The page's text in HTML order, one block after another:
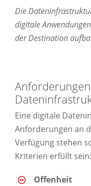
Die
digitale
der Destination
Eine digitale
Anforderungen an
Verfügung stehen
Kriterien erfüllt sein:
Offenheit